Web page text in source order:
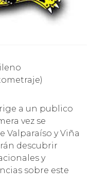
a un publico
vez se
Valparaíso y Viña
descubrir
y
sobre este